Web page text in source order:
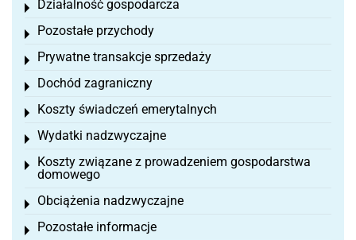
Działalność gospodarcza
Toggle menu
Pozostałe przychody
Toggle menu
Prywatne transakcje sprzedaży
Toggle menu
Dochód zagraniczny
Toggle menu
Koszty świadczeń emerytalnych
Toggle menu
Wydatki nadzwyczajne
Toggle menu
Koszty związane z prowadzeniem gospodarstwa
domowego
Toggle menu
Obciążenia nadzwyczajne
Toggle menu
Pozostałe informacje
Toggle menu